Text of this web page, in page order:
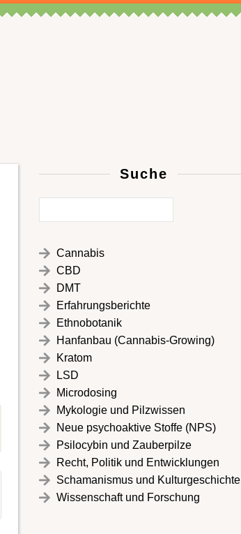
Suche
Cannabis
CBD
DMT
Erfahrungsberichte
Ethnobotanik
Hanfanbau (Cannabis-Growing)
Kratom
LSD
Microdosing
Mykologie und Pilzwissen
Neue psychoaktive Stoffe (NPS)
Psilocybin und Zauberpilze
Recht, Politik und Entwicklungen
Schamanismus und Kulturgeschichte
Wissenschaft und Forschung